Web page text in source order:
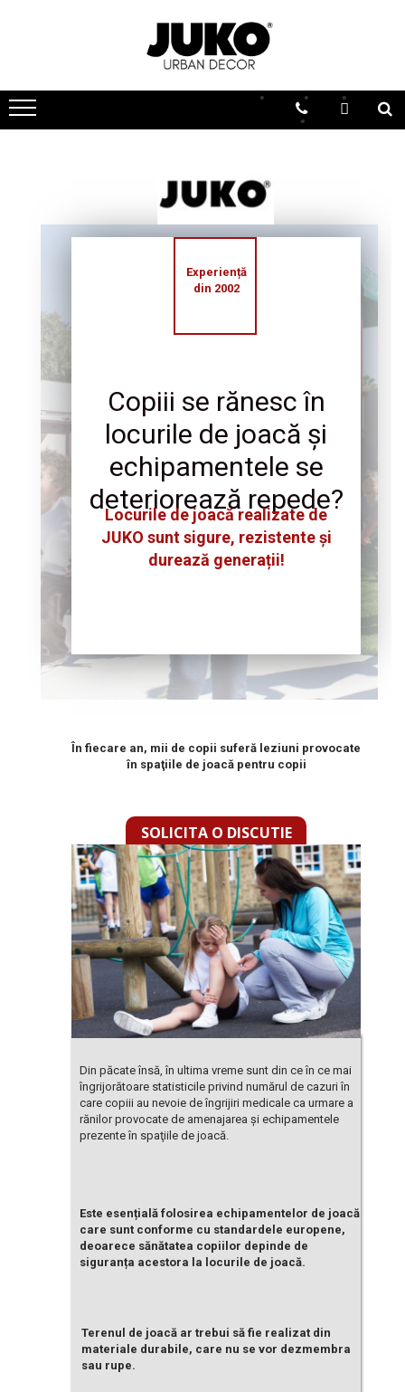
Copiii se rănesc în
locurile de joacă și
echipamentele se
deteriorează repede?
Locurile de joacă realizate de
JUKO sunt sigure, rezistente și
durează generații!
SOLICITA O DISCUTIE
Experiență
din 2002
În fiecare an, mii de copii suferă leziuni provocate
în spaţiile de joacă pentru copii
Din păcate însă, în ultima vreme sunt din ce în ce mai
îngrijorătoare statisticile privind numărul de cazuri în
care copiii au nevoie de îngrijiri medicale ca urmare a
rănilor provocate de amenajarea şi echipamentele
prezente în spaţiile de joacă.
Este esențială folosirea echipamentelor de joacă
care sunt conforme cu standardele europene,
deoarece sănătatea copiilor depinde de
siguranța acestora la locurile de joacă.
Terenul de joacă ar trebui să fie realizat din
materiale durabile, care nu se vor dezmembra
sau rupe.